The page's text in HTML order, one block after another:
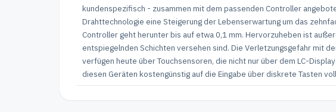
kundenspezifisch - zusammen mit dem passenden Controller
Drahttechnologie eine Steigerung der Lebenserwartung um das
Controller geht herunter bis auf etwa 0,1 mm. Hervorzuheben ist
entspiegelnden Schichten versehen sind. Die Verletzungsgefahr mit
verfügen heute über Touchsensoren, die nicht nur über dem LC-
diesen Geräten kostengünstig auf die Eingabe über diskrete Tasten